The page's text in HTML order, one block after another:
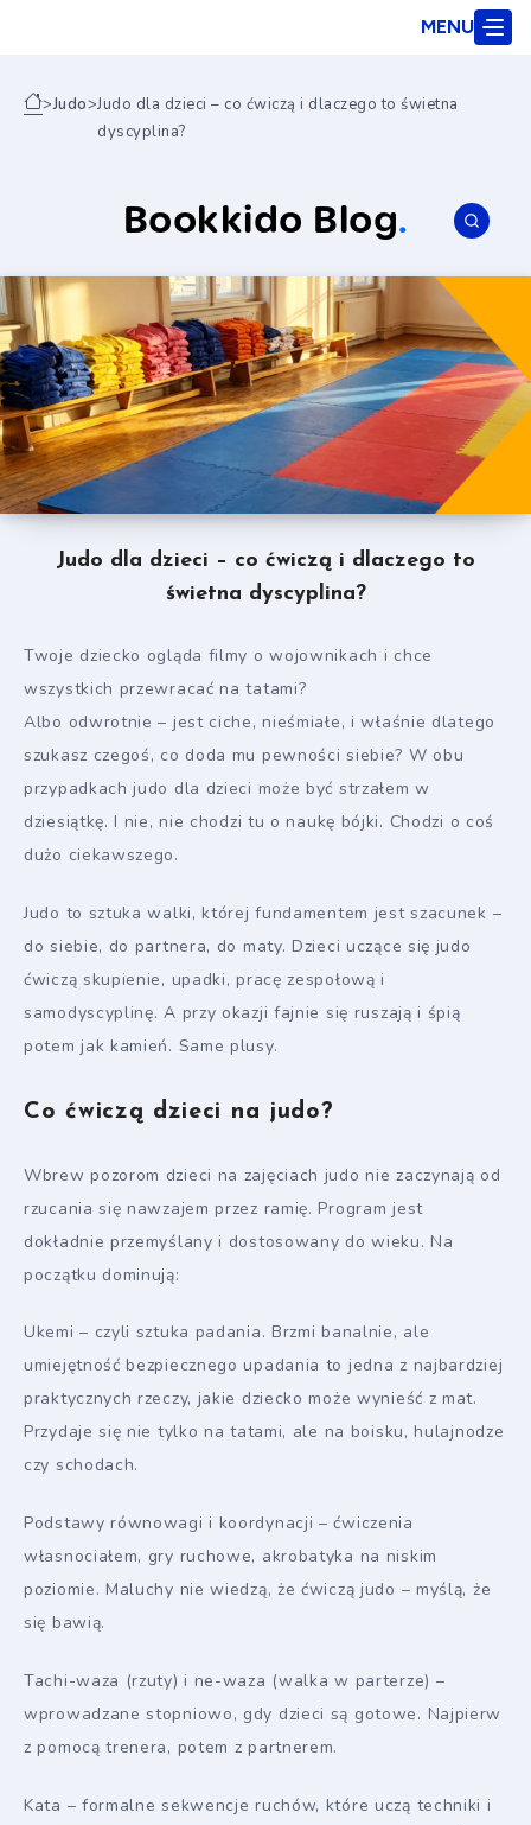
MENU
>Judo>Judo dla dzieci – co ćwiczą i dlaczego to świetna
dyscyplina?
Bookkido Blog.
Judo dla dzieci – co ćwiczą i dlaczego to
świetna dyscyplina?
Twoje dziecko ogląda filmy o wojownikach i chce
wszystkich przewracać na tatami?
Albo odwrotnie – jest ciche, nieśmiałe, i właśnie dlatego
szukasz czegoś, co doda mu pewności siebie? W obu
przypadkach judo dla dzieci może być strzałem w
dziesiątkę. I nie, nie chodzi tu o naukę bójki. Chodzi o coś
dużo ciekawszego.
Judo to sztuka walki, której fundamentem jest szacunek –
do siebie, do partnera, do maty. Dzieci uczące się judo
ćwiczą skupienie, upadki, pracę zespołową i
samodyscyplinę. A przy okazji fajnie się ruszają i śpią
potem jak kamień. Same plusy.
Co ćwiczą dzieci na judo?
Wbrew pozorom dzieci na zajęciach judo nie zaczynają od
rzucania się nawzajem przez ramię. Program jest
dokładnie przemyślany i dostosowany do wieku. Na
początku dominują:
Ukemi – czyli sztuka padania. Brzmi banalnie, ale
umiejętność bezpiecznego upadania to jedna z najbardziej
praktycznych rzeczy, jakie dziecko może wynieść z mat.
Przydaje się nie tylko na tatami, ale na boisku, hulajnodze
czy schodach.
Podstawy równowagi i koordynacji – ćwiczenia
własnociałem, gry ruchowe, akrobatyka na niskim
poziomie. Maluchy nie wiedzą, że ćwiczą judo – myślą, że
się bawią.
Tachi-waza (rzuty) i ne-waza (walka w parterze) –
wprowadzane stopniowo, gdy dzieci są gotowe. Najpierw
z pomocą trenera, potem z partnerem.
Kata – formalne sekwencje ruchów, które uczą techniki i